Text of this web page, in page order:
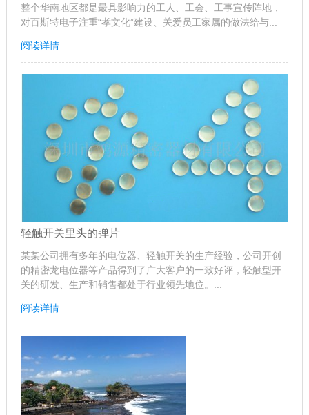
整个华南地区都是最具影响力的工人、工会、工事宣传阵地，
对百斯特电子注重“孝文化”建设、关爱员工家属的做法给与...
阅读详情
轻触开关里头的弹片
某某公司拥有多年的电位器、轻触开关的生产经验，公司开创
的精密龙电位器等产品得到了广大客户的一致好评，轻触型开
关的研发、生产和销售都处于行业领先地位。...
阅读详情